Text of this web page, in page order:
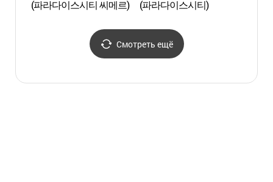
(파라다이스시티 씨메르)
(파라다이스시티)
Смотреть ещё